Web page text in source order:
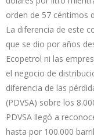
orden de 57 céntimos
La diferencia de este
que se dio por años
Ecopetrol ni las
el negocio de
diferencia de las
(PDVSA) sobre los
PDVSA llegó a
hasta por 100.000